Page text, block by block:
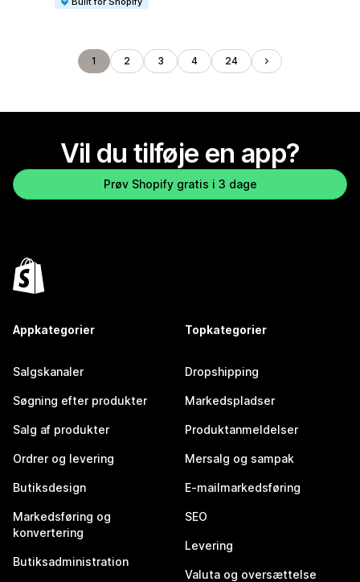
1 2 3 4 24
Vil du tilføje en app?
Prøv Shopify gratis i 3 dage
Appkategorier
Salgskanaler
Søgning efter produkter
Salg af produkter
Ordrer og levering
Butiksdesign
Markedsføring og
konvertering
Butiksadministration
Topkategorier
Dropshipping
Markedspladser
Produktanmeldelser
Mersalg og sampak
E-mailmarkedsføring
SEO
Levering
Valuta og oversættelse